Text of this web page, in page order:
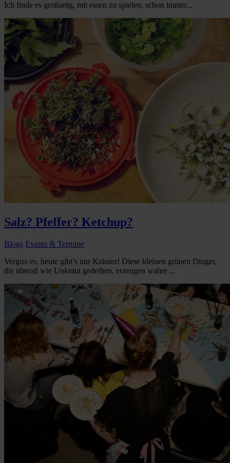
Ich finde es großartig, mit essen zu spielen, schon immer...
Salz? Pfeffer? Ketchup?
Blogs Events & Termine
Vergiss es, heute gibt’s nur Kräuter! Diese kleinen grünen Dinger,
die überall wie Unkraut gedeihen, erzeugen wahre ...